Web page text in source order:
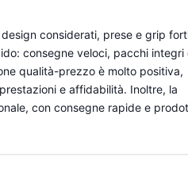
considerati, prese e grip
consegne veloci, pacchi integri
qualità-prezzo è molto positiva,
e affidabilità. Inoltre, la
con consegne rapide e